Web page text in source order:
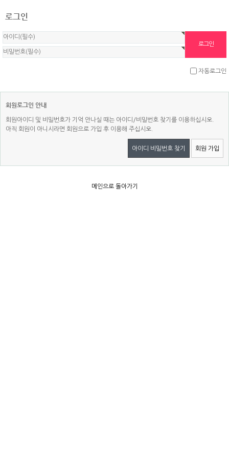
로그인
자동로그인
회원로그인 안내
회원아이디 및 비밀번호가 기억 안나실 때는 아이디/비밀번호 찾기를 이용하십시오.
아직 회원이 아니시라면 회원으로 가입 후 이용해 주십시오.
아이디 비밀번호 찾기 회원 가입
메인으로 돌아가기